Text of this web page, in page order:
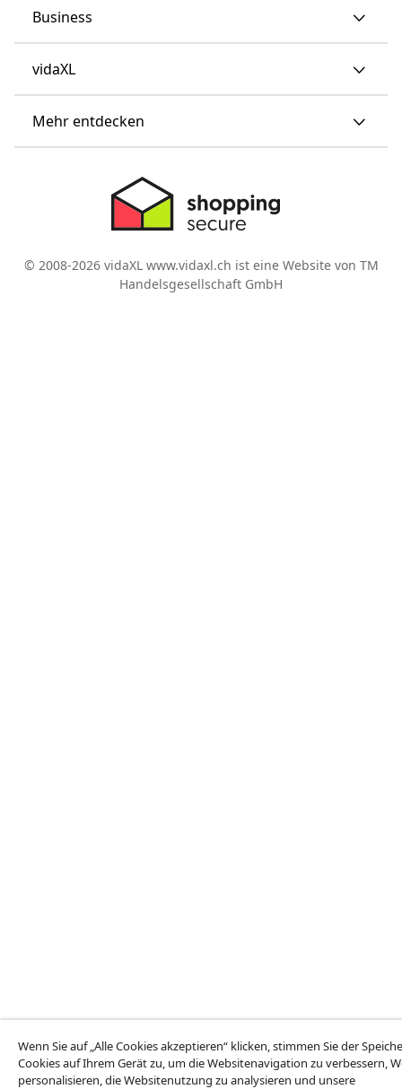
Business
vidaXL
Mehr entdecken
© 2008-2026 vidaXL www.vidaxl.ch ist eine Website von TM
Handelsgesellschaft GmbH
Wenn Sie auf „Alle Cookies akzeptieren“ klicken, stimmen Sie der
Cookies auf Ihrem Gerät zu, um die Websitenavigation zu verbessern,
personalisieren, die Websitenutzung zu analysieren und unsere